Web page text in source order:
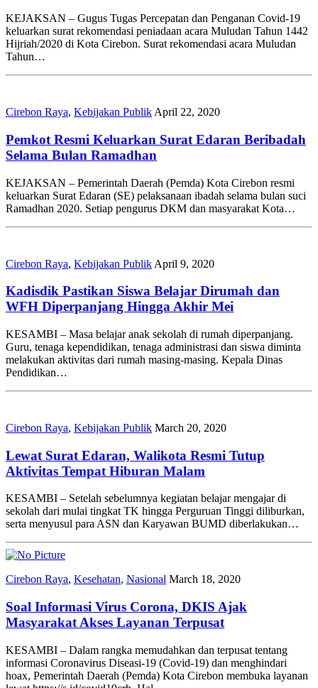
KEJAKSAN – Gugus Tugas Percepatan dan Penganan Covid-19
keluarkan surat rekomendasi peniadaan acara Muludan Tahun 1442
Hijriah/2020 di Kota Cirebon. Surat rekomendasi acara Muludan
Tahun…
Cirebon Raya, Kebijakan Publik April 22, 2020
Pemkot Resmi Keluarkan Surat Edaran Beribadah
Selama Bulan Ramadhan
KEJAKSAN – Pemerintah Daerah (Pemda) Kota Cirebon resmi
keluarkan Surat Edaran (SE) pelaksanaan ibadah selama bulan suci
Ramadhan 2020. Setiap pengurus DKM dan masyarakat Kota…
Cirebon Raya, Kebijakan Publik April 9, 2020
Kadisdik Pastikan Siswa Belajar Dirumah dan
WFH Diperpanjang Hingga Akhir Mei
KESAMBI – Masa belajar anak sekolah di rumah diperpanjang.
Guru, tenaga kependidikan, tenaga administrasi dan siswa diminta
melakukan aktivitas dari rumah masing-masing. Kepala Dinas
Pendidikan…
Cirebon Raya, Kebijakan Publik March 20, 2020
Lewat Surat Edaran, Walikota Resmi Tutup
Aktivitas Tempat Hiburan Malam
KESAMBI – Setelah sebelumnya kegiatan belajar mengajar di
sekolah dari mulai tingkat TK hingga Perguruan Tinggi diliburkan,
serta menyusul para ASN dan Karyawan BUMD diberlakukan…
Cirebon Raya, Kesehatan, Nasional March 18, 2020
Soal Informasi Virus Corona, DKIS Ajak
Masyarakat Akses Layanan Terpusat
KESAMBI – Dalam rangka memudahkan dan terpusat tentang
informasi Coronavirus Diseasi-19 (Covid-19) dan menghindari
hoax, Pemerintah Daerah (Pemda) Kota Cirebon membuka layanan